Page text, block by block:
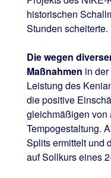
historischen
Stunden scheiterte.
Die wegen
Maßnahmen in
Leistung des
die positive
gleichmäßigen von
Tempogestaltung.
Splits ermittelt und
auf Sollkurs eines